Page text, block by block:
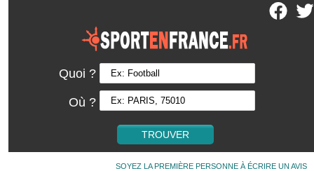
Quoi ?
Où ?
SOYEZ LA PREMIÈRE PERSONNE À ÉCRIRE UN AVIS